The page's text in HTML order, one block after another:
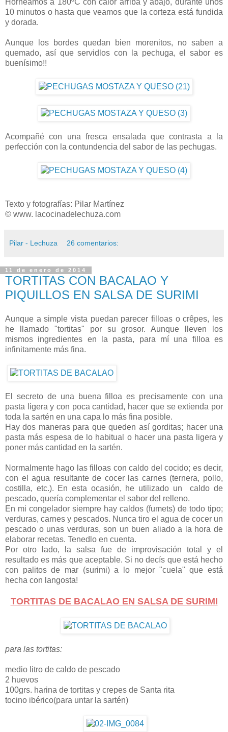
10 minutos o hasta que veamos que la corteza está fundida
y dorada.
Aunque los bordes quedan bien morenitos, no saben a
quemado, así que servidlos con la pechuga, el sabor es
buenísimo!!
Acompañé con una fresca ensalada que contrasta a la
perfección con la contundencia del sabor de las pechugas.
Texto y fotografías: Pilar Martínez
© www. lacocinadelechuza.com
Pilar - Lechuza 26 comentarios:
11 de enero de 2014
TORTITAS CON BACALAO Y
PIQUILLOS EN SALSA DE SURIMI
Aunque a simple vista puedan parecer filloas o crêpes, les
he llamado "tortitas" por su grosor. Aunque lleven los
mismos ingredientes en la pasta, para mí una filloa es
infinitamente más fina.
El secreto de una buena filloa es precisamente con una
pasta ligera y con poca cantidad, hacer que se extienda por
toda la sartén en una capa lo más fina posible.
Hay dos maneras para que queden así gorditas; hacer una
pasta más espesa de lo habitual o hacer una pasta ligera y
poner más cantidad en la sartén.
Normalmente hago las filloas con caldo del cocido; es decir,
con el agua resultante de cocer las carnes (ternera, pollo,
costilla, etc.). En esta ocasión, he utilizado un caldo de
pescado, quería complementar el sabor del relleno.
En mi congelador siempre hay caldos (fumets) de todo tipo;
verduras, carnes y pescados. Nunca tiro el agua de cocer un
pescado o unas verduras, son un buen aliado a la hora de
elaborar recetas. Tenedlo en cuenta.
Por otro lado, la salsa fue de improvisación total y el
resultado es más que aceptable. Si no decís que está hecho
con palitos de mar (surimi) a lo mejor "cuela" que está
hecha con langosta!
TORTITAS DE BACALAO EN SALSA DE SURIMI
para las tortitas:
medio litro de caldo de pescado
2 huevos
100grs. harina de tortitas y crepes de Santa rita
tocino ibérico(para untar la sartén)